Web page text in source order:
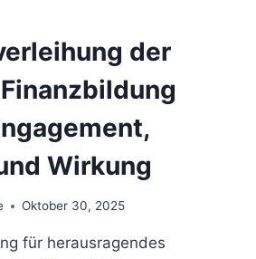
der
Wirkung
Oktober 30, 2025
für herausragendes